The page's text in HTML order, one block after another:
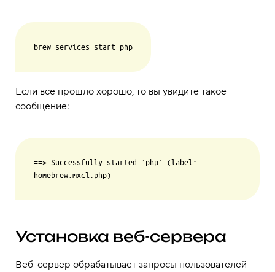
Если всё прошло хорошо, то вы увидите такое
сообщение:
==> Successfully started `php` (label:
Установка веб-сервера
Веб-сервер обрабатывает запросы пользователей